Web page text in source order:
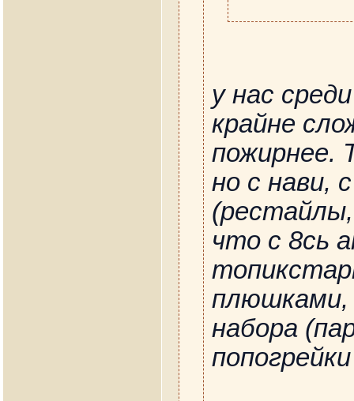
у нас
крайне
пожирнее.
но с нави,
что с 8сь
плюшками,
набора